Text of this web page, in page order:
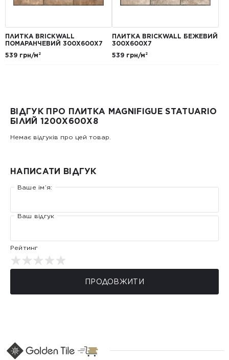
ПЛИТКА BRICKWALL
ПОМАРАНЧЕВИЙ 300Х600Х7
539 грн/м²
ПЛИТКА BRICKWALL БЕЖЕВИЙ
300Х600Х7
539 грн/м²
ВІДГУК ПРО ПЛИТКА MAGNIFIGUE STATUARIO
БІЛИЙ 1200X600X8
Немає відгуків про цей товар.
НАПИСАТИ ВІДГУК
Ваше ім’я:
Ваш відгук
Рейтинг
ПРОДОВЖИТИ